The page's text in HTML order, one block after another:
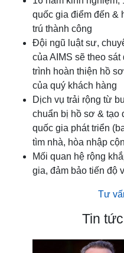
quốc gia điểm đến &
trú thành công
Đội ngũ luật sư,
của AIMS sẽ theo
trình hoàn thiện hồ
của quý khách hàng
Dịch vụ trải rộng từ
chuẩn bị hồ sơ & tạo
quốc gia phát triển
tìm nhà, hòa nhập
Mối quan hệ rộng
gia, đảm bảo tiến độ
Tư
Tin